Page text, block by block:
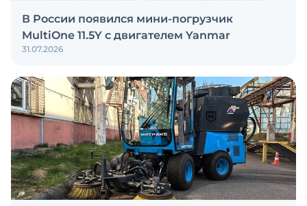
В России появился мини-погрузчик
MultiOne 11.5Y с двигателем Yanmar
31.07.2026